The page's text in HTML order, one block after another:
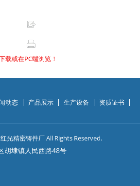
载或在PC端浏览！
动态 产品展示 生产设备
资质证书
光精密铸件厂 All Rights Reserved.
胡埭镇人民西路48号